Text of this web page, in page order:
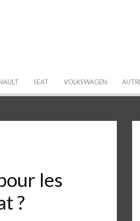
SEAT VOLKSWAGEN
les
?